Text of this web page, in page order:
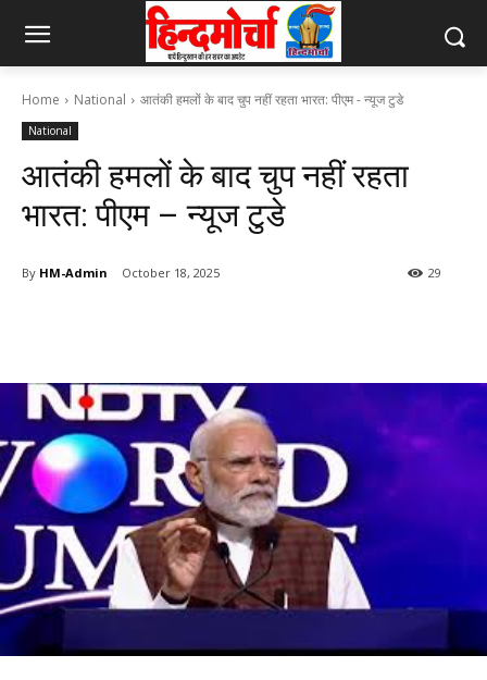
Home National आतंकी हमलों के बाद चुप नहीं रहता भारत: पीएम - न्यूज टुडे
National
आतंकी हमलों के बाद चुप नहीं रहता
भारत: पीएम – न्यूज टुडे
By HM-Admin October 18, 2025 29